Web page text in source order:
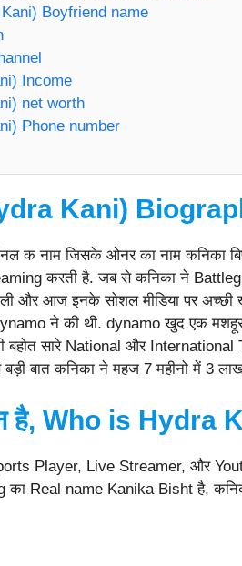
Boyfriend name
Income
net worth
Phone number
Kani)
क नाम जिसके ओनर का नाम कनिका
करती है. जब से कनिका ने
और आज इनके सोशल मीडिया पर
ने की थी. dynamo खुद एक
सारे National और International
बात कनिका ने महज 7 महीनो में 3
है, Who is Hydra
Player, Live Streamer, और
का Real name Kanika Bisht है,